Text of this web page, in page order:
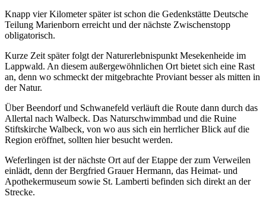
Knapp vier Kilometer später ist schon die Gedenkstätte Deutsche
Teilung Marienborn erreicht und der nächste Zwischenstopp
obligatorisch.
Kurze Zeit später folgt der Naturerlebnispunkt Mesekenheide im
Lappwald. An diesem außergewöhnlichen Ort bietet sich eine Rast
an, denn wo schmeckt der mitgebrachte Proviant besser als mitten in
der Natur.
Über Beendorf und Schwanefeld verläuft die Route dann durch das
Allertal nach Walbeck. Das Naturschwimmbad und die Ruine
Stiftskirche Walbeck, von wo aus sich ein herrlicher Blick auf die
Region eröffnet, sollten hier besucht werden.
Weferlingen ist der nächste Ort auf der Etappe der zum Verweilen
einlädt, denn der Bergfried Grauer Hermann, das Heimat- und
Apothekermuseum sowie St. Lamberti befinden sich direkt an der
Strecke.